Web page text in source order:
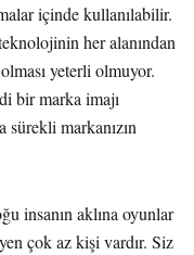
içinde kullanılabilir.
her alanından
yeterli olmuyor.
bir marka imajı
sürekli markanızın
insanın aklına oyunlar
çok az kişi vardır. Siz